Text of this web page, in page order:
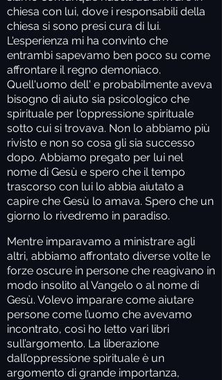
chiesa con lui, dove i responsabili della
chiesa si sono presi cura di lui.
L'esperienza mi ha convinto che
entrambi sapevamo ben poco su come
affrontare il regno demoniaco.
Quell'uomo dell' e probabilmente aveva
bisogno di aiuto sia psicologico che
spirituale per l'oppressione spirituale
sotto cui si trovava. Non lo abbiamo più
rivisto e non so cosa gli sia successo
dopo. Abbiamo pregato per lui nel
nome di Gesù e spero che il tempo
trascorso con lui lo abbia aiutato a
capire che Gesù lo amava. Spero che un
giorno lo rivedremo in paradiso.
Mentre imparavamo a ministrare agli
altri, abbiamo affrontato diverse volte le
forze oscure in persone che reagivano in
modo insolito al Vangelo o al nome di
Gesù. Volevo imparare come aiutare
persone come l’uomo che avevamo
incontrato, così ho letto vari libri
sull’argomento. La liberazione
dall’oppressione spirituale è un
argomento di grande importanza,